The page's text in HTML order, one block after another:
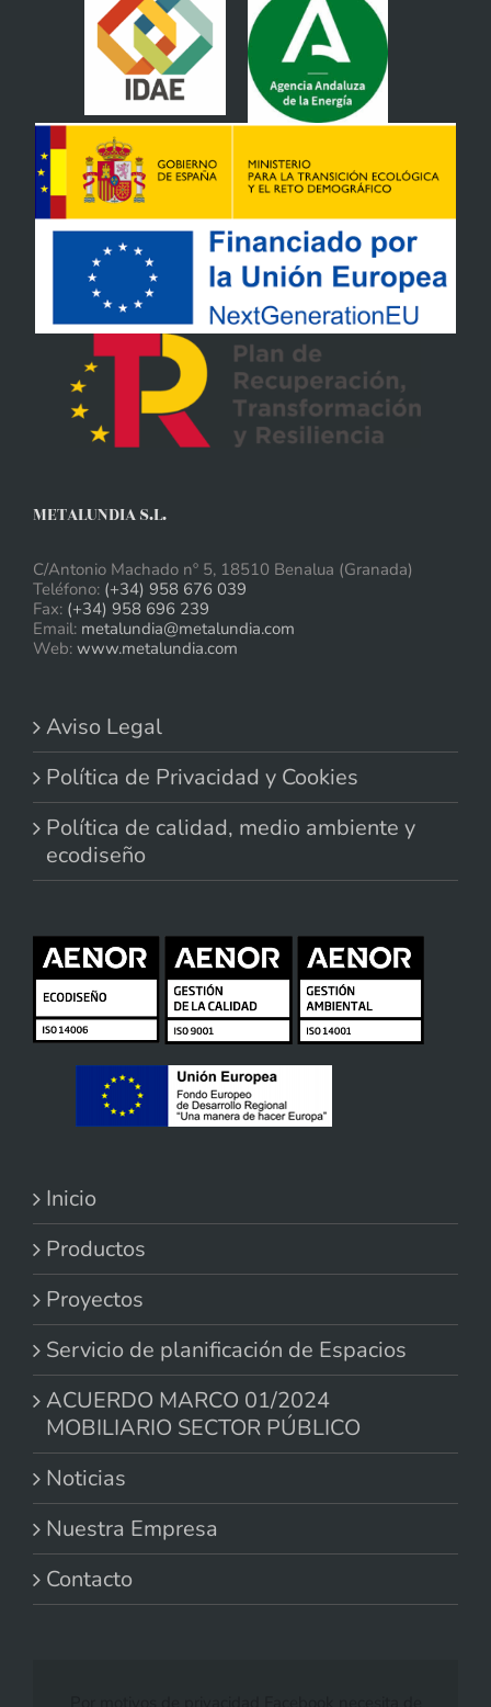
METALUNDIA S.L.
C/Antonio Machado nº 5, 18510 Benalua (Granada)
Teléfono: (+34) 958 676 039
Fax: (+34) 958 696 239
Email: metalundia@metalundia.com
Web: www.metalundia.com
Aviso Legal
Política de Privacidad y Cookies
Política de calidad, medio ambiente y
ecodiseño
Inicio
Productos
Proyectos
Servicio de planificación de Espacios
ACUERDO MARCO 01/2024
MOBILIARIO SECTOR PÚBLICO
Noticias
Nuestra Empresa
Contacto